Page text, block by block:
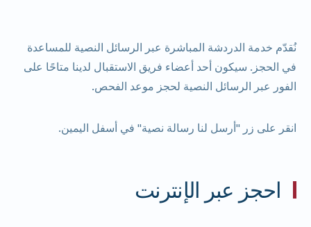
نُقدّم خدمة الدردشة المباشرة عبر الرسائل النصية للمساعدة
في الحجز. سيكون أحد أعضاء فريق الاستقبال لدينا متاحًا على
الفور عبر الرسائل النصية لحجز موعد الفحص.
انقر على زر "أرسل لنا رسالة نصية" في أسفل اليمين.
احجز عبر الإنترنت